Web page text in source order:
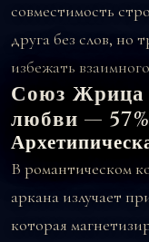
совместимость
друга без слов, но
избежать
Союз Жрица
любви — 57%
В романтическом
аркана излучает
которая